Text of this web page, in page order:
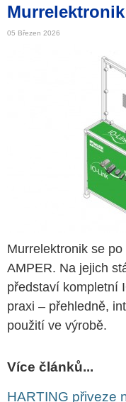
05 Březen 2026
Murrelektronik se
AMPER. Na jejich
představí kompletní
praxi – přehledně,
použití ve výrobě.
Více článků...
HARTING přiveze